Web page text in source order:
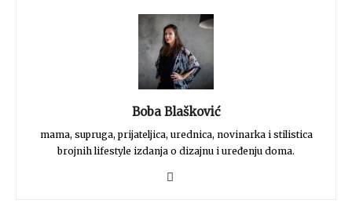
Boba Blašković
mama, supruga, prijateljica, urednica, novinarka i stilistica
brojnih lifestyle izdanja o dizajnu i uređenju doma.